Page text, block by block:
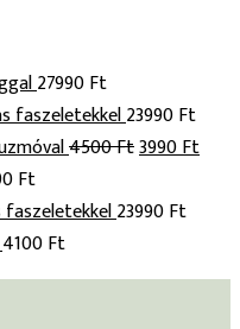
27990Ft
faszeletekkel23990Ft
4500Ft3990Ft
Ft
23990Ft
4100Ft